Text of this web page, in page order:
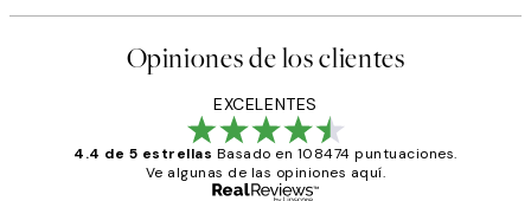
Opiniones de los clientes
EXCELENTES
4.4 de 5 estrellas Basado en 108474 puntuaciones.
Ve algunas de las opiniones aquí.